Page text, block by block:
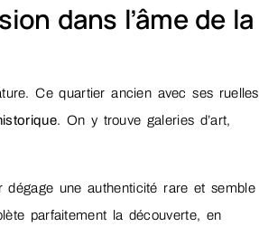
dans l’âme de la
Ce quartier ancien avec ses ruelles
. On y trouve galeries d’art,
dégage une authenticité rare et semble
parfaitement la découverte, en